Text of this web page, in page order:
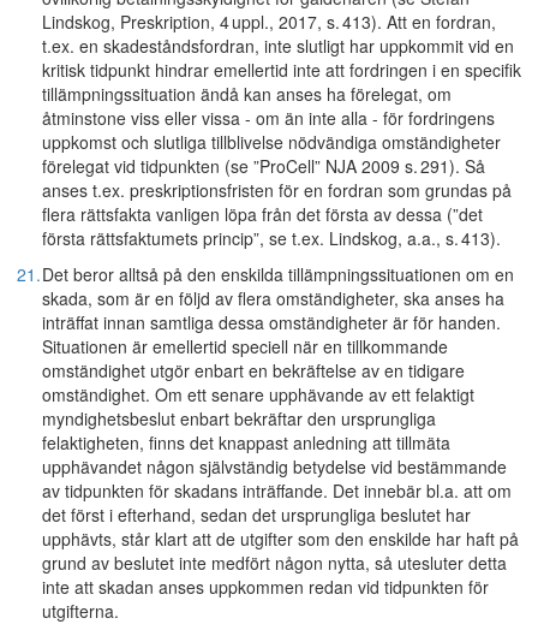
Lindskog, Preskription, 4 uppl., 2017, s. 413). Att en fordran,
t.ex. en skadeståndsfordran, inte slutligt har uppkommit vid en
kritisk tidpunkt hindrar emellertid inte att fordringen i en specifik
tillämpningssituation ändå kan anses ha förelegat, om
åtminstone viss eller vissa - om än inte alla - för fordringens
uppkomst och slutliga tillblivelse nödvändiga omständigheter
förelegat vid tidpunkten (se ”ProCell” NJA 2009 s. 291). Så
anses t.ex. preskriptionsfristen för en fordran som grundas på
flera rättsfakta vanligen löpa från det första av dessa (”det
första rättsfaktumets princip”, se t.ex. Lindskog, a.a., s. 413).
21.Det beror alltså på den enskilda tillämpningssituationen om en
skada, som är en följd av flera omständigheter, ska anses ha
inträffat innan samtliga dessa omständigheter är för handen.
Situationen är emellertid speciell när en tillkommande
omständighet utgör enbart en bekräftelse av en tidigare
omständighet. Om ett senare upphävande av ett felaktigt
myndighetsbeslut enbart bekräftar den ursprungliga
felaktigheten, finns det knappast anledning att tillmäta
upphävandet någon självständig betydelse vid bestämmande
av tidpunkten för skadans inträffande. Det innebär bl.a. att om
det först i efterhand, sedan det ursprungliga beslutet har
upphävts, står klart att de utgifter som den enskilde har haft på
grund av beslutet inte medfört någon nytta, så utesluter detta
inte att skadan anses uppkommen redan vid tidpunkten för
utgifterna.